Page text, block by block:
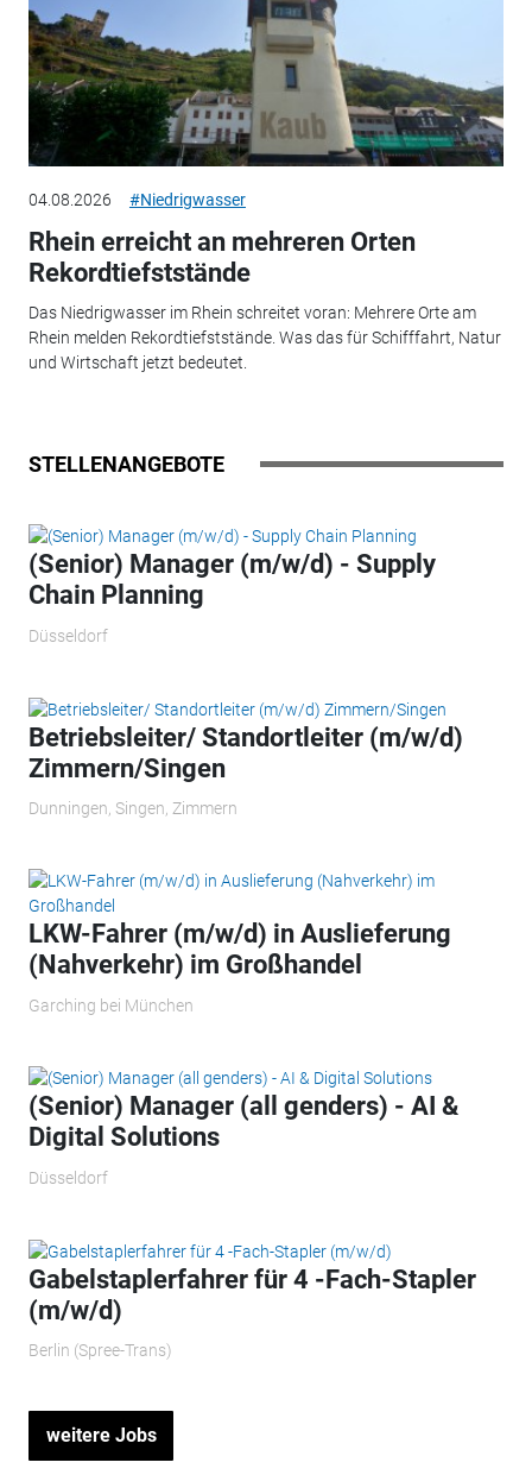
04.08.2026 #Niedrigwasser
Rhein erreicht an mehreren Orten
Rekordtiefststände
Das Niedrigwasser im Rhein schreitet voran: Mehrere Orte am
Rhein melden Rekordtiefststände. Was das für Schifffahrt, Natur
und Wirtschaft jetzt bedeutet.
STELLENANGEBOTE
(Senior) Manager (m/w/d) - Supply
Chain Planning
Düsseldorf
Betriebsleiter/ Standortleiter (m/w/d)
Zimmern/Singen
Dunningen, Singen, Zimmern
LKW-Fahrer (m/w/d) in Auslieferung
(Nahverkehr) im Großhandel
Garching bei München
(Senior) Manager (all genders) - AI &
Digital Solutions
Düsseldorf
Gabelstaplerfahrer für 4 -Fach-Stapler
(m/w/d)
Berlin (Spree-Trans)
weitere Jobs